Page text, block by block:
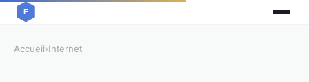
Accueil›Internet